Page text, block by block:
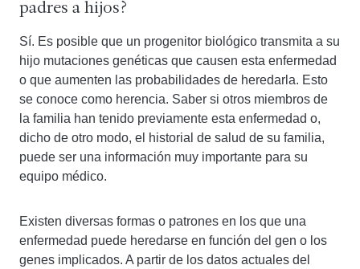
padres a hijos?
Sí. Es posible que un progenitor biológico transmita a su
hijo mutaciones genéticas que causen esta enfermedad
o que aumenten las probabilidades de heredarla. Esto
se conoce como herencia. Saber si otros miembros de
la familia han tenido previamente esta enfermedad o,
dicho de otro modo, el historial de salud de su familia,
puede ser una información muy importante para su
equipo médico.
Existen diversas formas o patrones en los que una
enfermedad puede heredarse en función del gen o los
genes implicados. A partir de los datos actuales del